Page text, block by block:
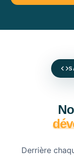
Derrière